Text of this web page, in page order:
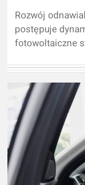
Rozwój
postępuje
fotowoltaiczne
się jednak z...